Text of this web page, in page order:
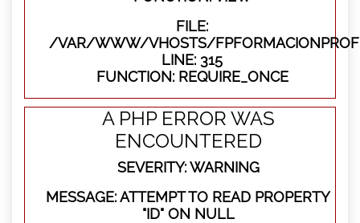
FILE:
/VAR/WWW/VHOSTS/
LINE: 315
FUNCTION: REQUIRE_ONCE
A PHP ERROR WAS
ENCOUNTERED
SEVERITY: WARNING
MESSAGE: ATTEMPT TO READ PROPERTY
"ID" ON NULL